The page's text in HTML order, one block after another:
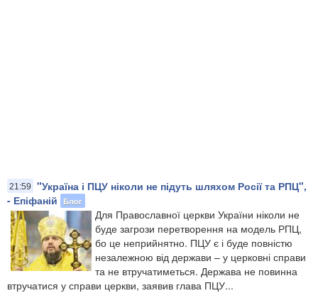
21:59
"Україна і ПЦУ ніколи не підуть шляхом Росії та РПЦ",
- Епіфаній
Блог
Для Православної церкви України ніколи не
буде загрози перетворення на модель РПЦ,
бо це неприйнятно. ПЦУ є і буде повністю
незалежною від держави – у церковні справи
та не втручатиметься. Держава не повинна
втручатися у справи церкви, заявив глава ПЦУ...